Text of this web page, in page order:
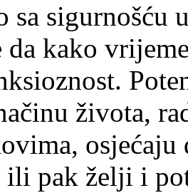
sa
da kako
života,
ili pak želji i